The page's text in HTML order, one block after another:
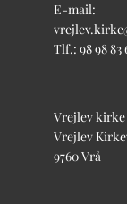
E-mail:
Tlf.: 98 98 83
Vrejlev kirke
Vrejlev
9760 Vrå